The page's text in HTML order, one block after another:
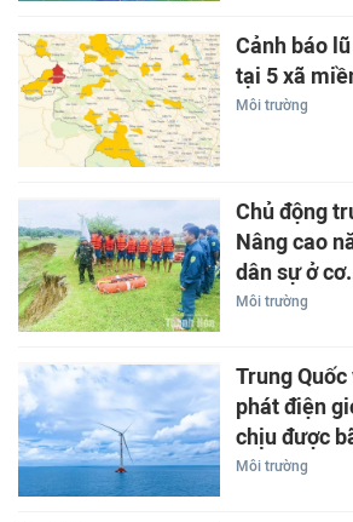
Cảnh báo
tại 5 xã
Môi trường
Chủ động
Nâng cao
dân sự ở
Môi trường
Trung
phát điện
chịu được
Môi trường